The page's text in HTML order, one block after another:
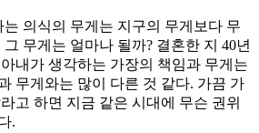
의식의 무게는 지구의 무게보다 무
무게는 얼마나 될까? 결혼한 지 40년
내가 생각하는 가장의 책임과 무게는
무게와는 많이 다른 것 같다. 가끔 가
고 하면 지금 같은 시대에 무슨 권위
.